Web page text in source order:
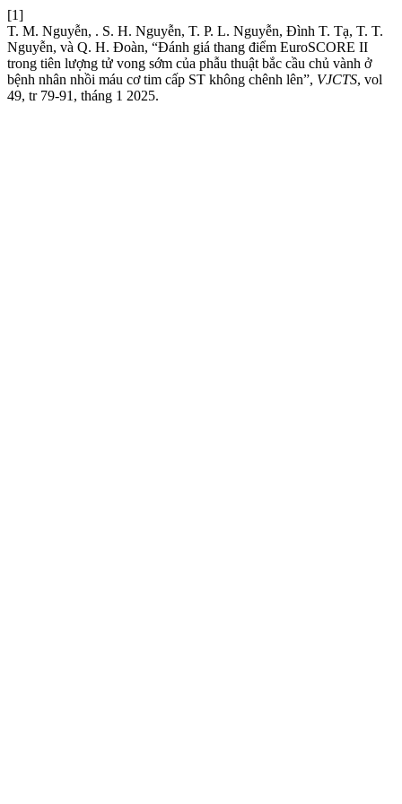
[1]
T. M. Nguyễn, . S. H. Nguyễn, T. P. L. Nguyễn, Đình T. Tạ, T. T.
Nguyễn, và Q. H. Đoàn, “Đánh giá thang điểm EuroSCORE II
trong tiên lượng tử vong sớm của phẫu thuật bắc cầu chủ vành ở
bệnh nhân nhồi máu cơ tim cấp ST không chênh lên”, VJCTS, vol
49, tr 79-91, tháng 1 2025.